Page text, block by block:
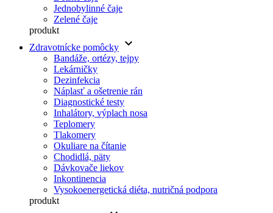
Jednobylinné čaje
Zelené čaje
produkt
Zdravotnícke pomôcky keyboard_arrow_down
Bandáže, ortézy, tejpy
Lekárničky
Dezinfekcia
Náplasť a ošetrenie rán
Diagnostické testy
Inhalátory, výplach nosa
Teplomery
Tlakomery
Okuliare na čítanie
Chodidlá, päty
Dávkovače liekov
Inkontinencia
Vysokoenergetická diéta, nutričná podpora
produkt